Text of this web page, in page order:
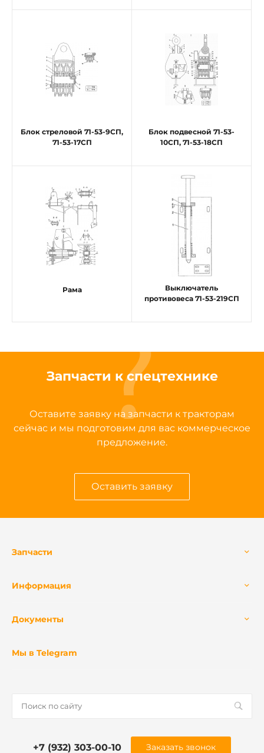
Блок стреловой 71-53-9СП,
71-53-17СП
Блок подвесной 71-53-
10СП, 71-53-18СП
Рама
Выключатель
противовеса 71-53-219СП
Запчасти к спецтехнике
Оставите заявку на запчасти к тракторам
сейчас и мы подготовим для вас коммерческое
предложение.
Оставить заявку
Запчасти
Информация
Документы
Мы в Telegram
+7 (932) 303-00-10 Заказать звонок